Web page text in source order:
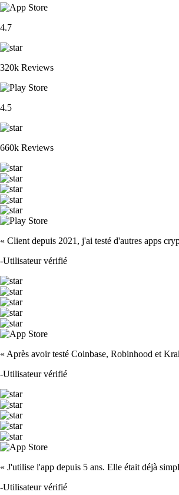
4.7
320k Reviews
4.5
660k Reviews
« Client depuis 2021, j'ai testé d'autres apps
-Utilisateur vérifié
« Après avoir testé Coinbase, Robinhood et
-Utilisateur vérifié
« J'utilise l'app depuis 5 ans. Elle était déjà
-Utilisateur vérifié